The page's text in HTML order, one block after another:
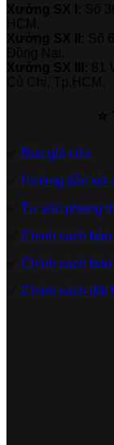
Báo giá cửa
Hướng dẫn sử
Tư vấn phong
Chính sách
Chính sách bảo
Chính sách đặt